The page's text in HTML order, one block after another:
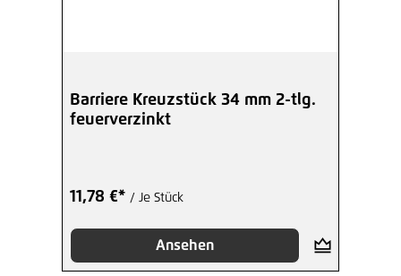
Barriere Kreuzstück 34 mm 2-tlg.
feuerverzinkt
11,78 €* / Je Stück
Ansehen